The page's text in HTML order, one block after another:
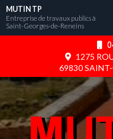
Aller
au
contenu
1275
69830 SAINT-
MUTIN TP
Entreprise de travaux publics à
Saint-Georges-de-Reneins